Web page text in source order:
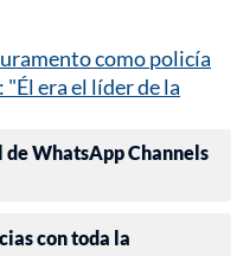
como policía
"Él era el líder de la
de WhatsApp Channels
con toda la